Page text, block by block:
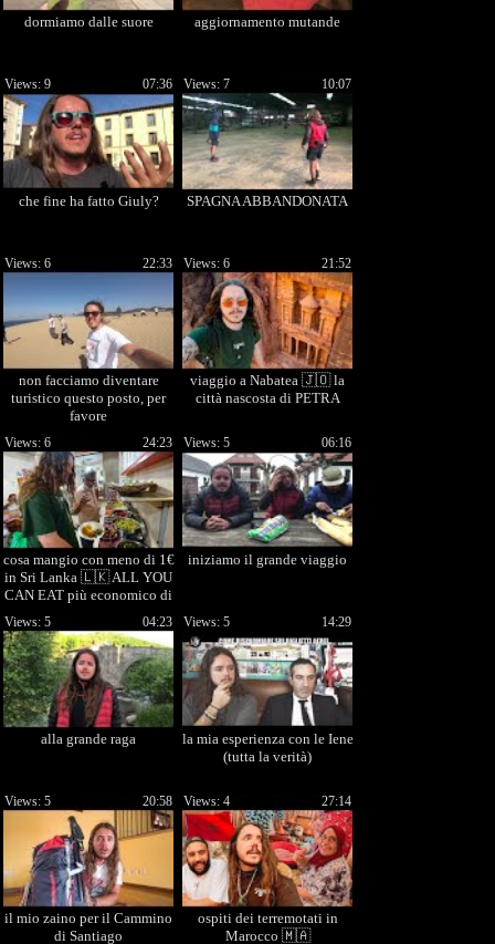
dormiamo dalle suore aggiornamento mutande
che fine ha fatto Giuly?
07:36
Views: 9
SPAGNA ABBANDONATA
10:07
Views: 7
non facciamo diventare
turistico questo posto, per
favore
22:33
Views: 6
viaggio a Nabatea 🇯🇴 la
città nascosta di PETRA
21:52
Views: 6
cosa mangio con meno di 1€
in Sri Lanka 🇱🇰 ALL YOU
CAN EAT più economico di
24:23
Views: 6
iniziamo il grande viaggio
06:16
Views: 5
alla grande raga
04:23
Views: 5
la mia esperienza con le Iene
(tutta la verità)
14:29
Views: 5
il mio zaino per il Cammino
di Santiago
20:58
Views: 5
ospiti dei terremotati in
Marocco 🇲🇦
27:14
Views: 4